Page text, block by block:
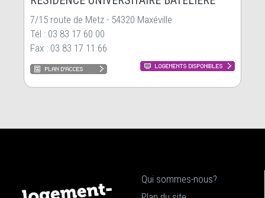
7/15 route de Metz - 54320 Maxéville
Tél : 03 83 17 60 00
Fax : 03 83 17 11 66
Qui sommes-nous?